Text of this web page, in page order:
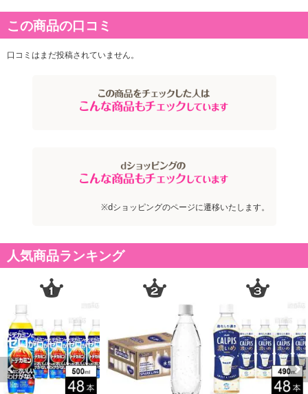
(2)加温開始後、2週間以内に飲用してください
(3)横倒しして加温はしないでください
(4)再加温はお控えください
(6)加温機で温める際は未開封の状態で加温してください
・実際にお届けする商品とパッケージ等が異なる場合がございますので、あらかじめご了承く
この商品の口コミ
口コミはまだ投稿されていません。
※dショッピングのページに遷移いたします。
人気商品ランキング
Previous Next